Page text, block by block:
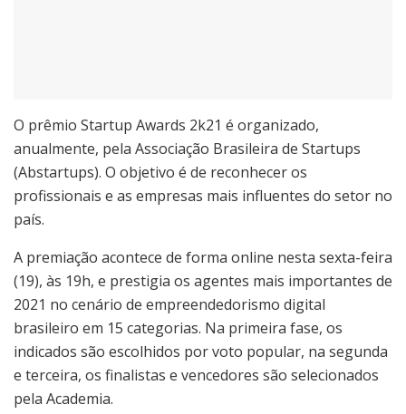
O prêmio Startup Awards 2k21 é organizado,
anualmente, pela Associação Brasileira de Startups
(Abstartups). O objetivo é de reconhecer os
profissionais e as empresas mais influentes do setor no
país.
A premiação acontece de forma online nesta sexta-feira
(19), às 19h, e prestigia os agentes mais importantes de
2021 no cenário de empreendedorismo digital
brasileiro em 15 categorias. Na primeira fase, os
indicados são escolhidos por voto popular, na segunda
e terceira, os finalistas e vencedores são selecionados
pela Academia.